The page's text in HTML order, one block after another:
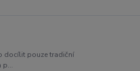
docílit pouze tradiční
p...